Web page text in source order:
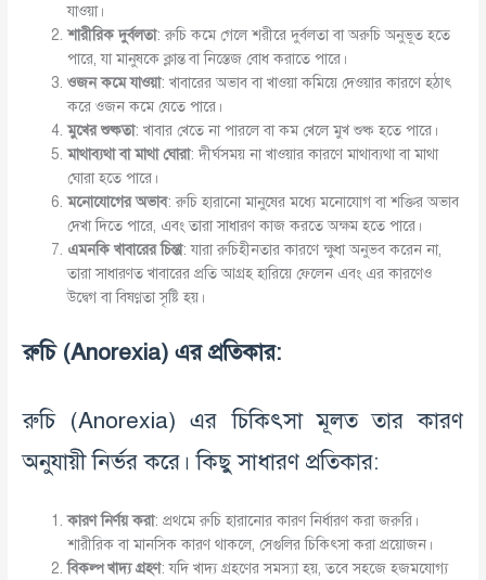
যাওয়া।
শারীরিক দুর্বলতা: রুচি কমে গেলে শরীরে দুর্বলতা বা অরুচি অনুভূত হতে
পারে, যা মানুষকে ক্লান্ত বা নিস্তেজ বোধ করাতে পারে।
ওজন কমে যাওয়া: খাবারের অভাব বা খাওয়া কমিয়ে দেওয়ার কারণে হঠাৎ
করে ওজন কমে যেতে পারে।
মুখের শুষ্কতা: খাবার খেতে না পারলে বা কম খেলে মুখ শুষ্ক হতে পারে।
মাথাব্যথা বা মাথা ঘোরা: দীর্ঘসময় না খাওয়ার কারণে মাথাব্যথা বা মাথা
ঘোরা হতে পারে।
মনোযোগের অভাব: রুচি হারানো মানুষের মধ্যে মনোযোগ বা শক্তির অভাব
দেখা দিতে পারে, এবং তারা সাধারণ কাজ করতে অক্ষম হতে পারে।
এমনকি খাবারের চিন্তা: যারা রুচিহীনতার কারণে ক্ষুধা অনুভব করেন না,
তারা সাধারণত খাবারের প্রতি আগ্রহ হারিয়ে ফেলেন এবং এর কারণেও
উদ্বেগ বা বিষণ্ণতা সৃষ্টি হয়।
রুচি(Anorexia)এর প্রতিকার:
রুচি (Anorexia) এর চিকিৎসা মূলত তার কারণ
অনুযায়ী নির্ভর করে। কিছু সাধারণ প্রতিকার:
কারণ নির্ণয় করা: প্রথমে রুচি হারানোর কারণ নির্ধারণ করা জরুরি।
শারীরিক বা মানসিক কারণ থাকলে, সেগুলির চিকিৎসা করা প্রয়োজন।
বিকল্প খাদ্য গ্রহণ: যদি খাদ্য গ্রহণের সমস্যা হয়, তবে সহজে হজমযোগ্য